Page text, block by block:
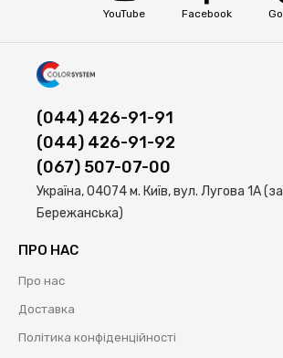
YouTube Facebook
(044) 426-91-91
(044) 426-91-92
(067) 507-07-00
Україна, 04074 м. Київ, вул. Лугова 1А
Бережанська)
ПРО НАС
Про нас
Доставка
Політика конфіденційності